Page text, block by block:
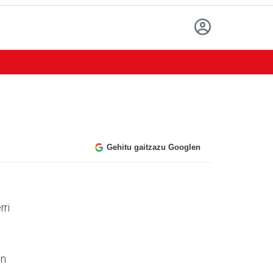
Gehitu gaitzazu Googlen